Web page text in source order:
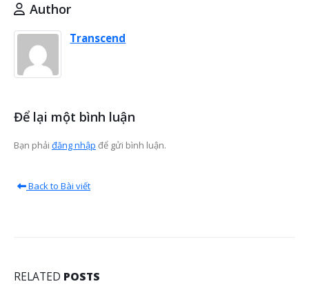
Author
Transcend
Để lại một bình luận
Bạn phải đăng nhập để gửi bình luận.
Back to Bài viết
RELATED POSTS